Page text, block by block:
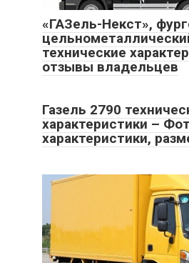
«ГАЗель-Некст»,
технические
отзывы владельцев
Газель 2790
характеристики –
характеристики,